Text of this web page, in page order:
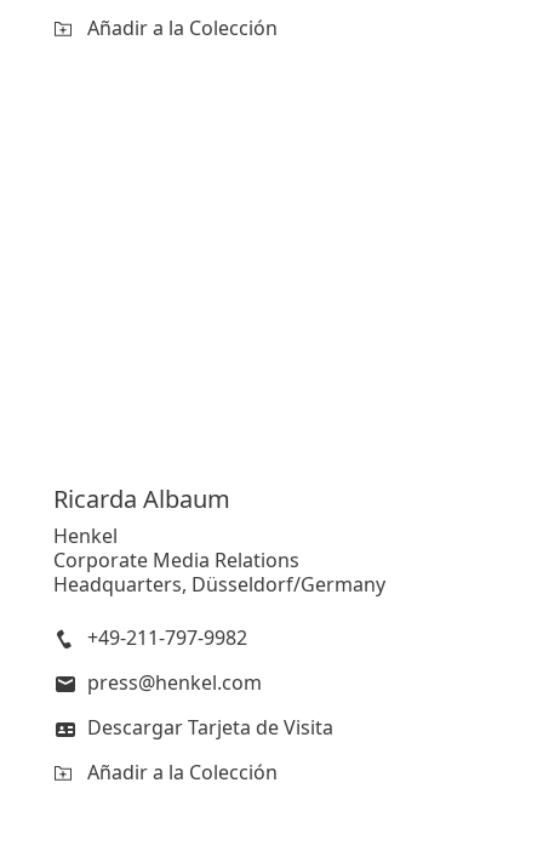
Añadir a la Colección
Ricarda Albaum
Henkel
Corporate Media Relations
Headquarters, Düsseldorf/Germany
+49-211-797-9982
press@henkel.com
Descargar Tarjeta de Visita
Añadir a la Colección